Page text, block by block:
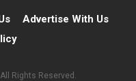
Advertise With Us
Rights Reserved.